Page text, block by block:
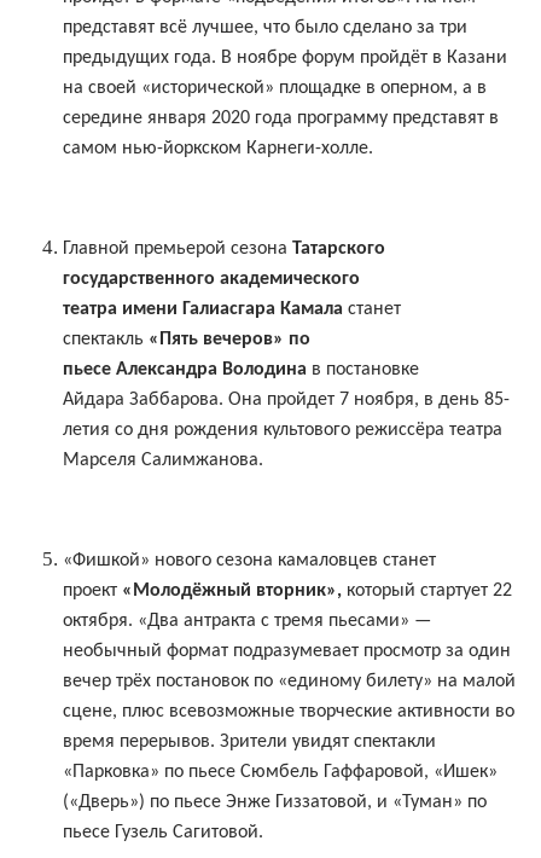
представят всё лучшее, что было сделано за три
предыдущих года. В ноябре форум пройдёт в Казани
на своей «исторической» площадке в оперном, а в
середине января 2020 года программу представят в
самом нью-йоркском Карнеги-холле.
Главной премьерой сезона Татарского
государственного академического
театра имени Галиасгара Камала станет
спектакль «Пять вечеров» по
пьесе Александра Володина в постановке
Айдара Заббарова. Она пройдет 7 ноября, в день 85-
летия со дня рождения культового режиссёра театра
Марселя Салимжанова.
«Фишкой» нового сезона камаловцев станет
проект «Молодёжный вторник», который стартует 22
октября. «Два антракта с тремя пьесами» —
необычный формат подразумевает просмотр за один
вечер трёх постановок по «единому билету» на малой
сцене, плюс всевозможные творческие активности во
время перерывов. Зрители увидят спектакли
«Парковка» по пьесе Сюмбель Гаффаровой, «Ишек»
(«Дверь») по пьесе Энже Гиззатовой, и «Туман» по
пьесе Гузель Сагитовой.